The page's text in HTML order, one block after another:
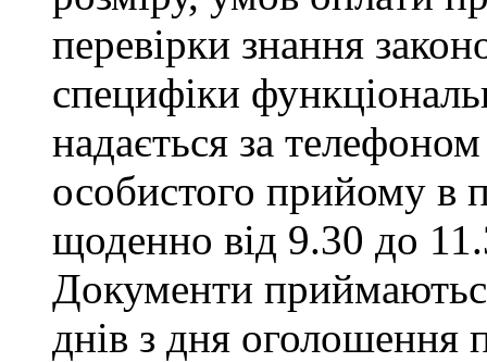
перевірки знання
специфіки
надається за
особистого прийому в
щоденно від 9.30 до
Документи
днів з дня оголошення